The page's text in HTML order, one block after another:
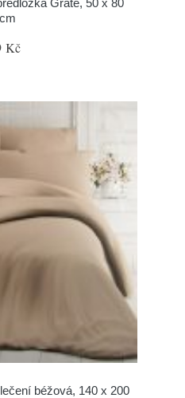
Grate, 50 x 80
cm
Kč
béžová, 140 x 200